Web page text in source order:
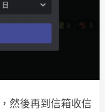
然後再到信箱收信